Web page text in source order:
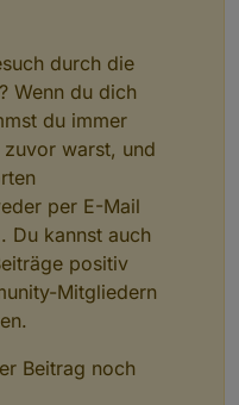
durch die
Wenn du dich
du immer
warst, und
per E-Mail
Du kannst auch
positiv
Mitgliedern
Beitrag noch